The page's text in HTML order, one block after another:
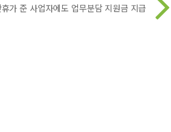
가 준 사업자에도 업무분담 지원금 지급